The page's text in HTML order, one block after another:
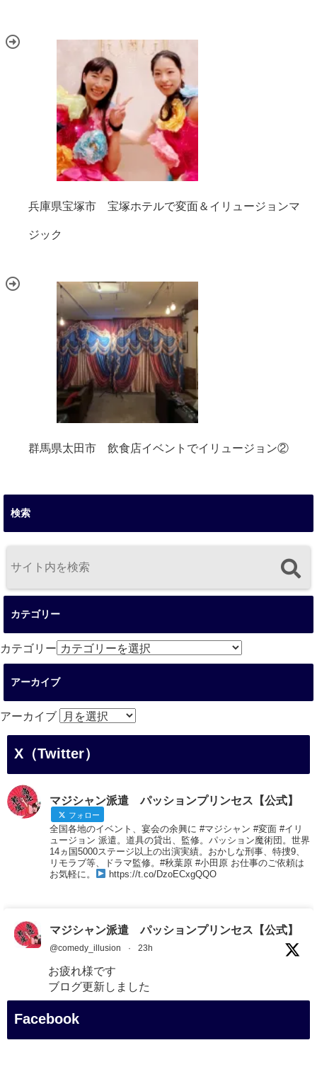
兵庫県宝塚市 宝塚ホテルで変面＆イリュージョンマ
ジック
群馬県太田市 飲食店イベントでイリュージョン②
検索
カテゴリー
カテゴリー
アーカイブ
アーカイブ
X（Twitter）
マジシャン派遣 パッションプリンセス【公式】
フォロー
全国各地のイベント、宴会の余興に #マジシャン #変面 #イリ
ュージョン 派遣。道具の貸出、監修。パッション魔術団。世界
14ヵ国5000ステージ以上の出演実績。おかしな刑事、特捜9、
リモラブ等、ドラマ監修。#秋葉原 #小田原 お仕事のご依頼は
お気軽に。
https://t.co/DzoECxgQQO
マジシャン派遣 パッションプリンセス【公式】
@comedy_illusion · 23h
お疲れ様です
ブログ更新しました
「マジシャン和歌山旅 白浜町・三段壁展望台」
Facebook